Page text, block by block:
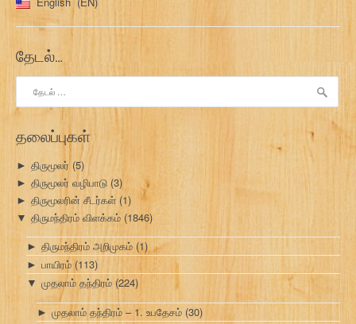
தேடல்…
தேடு:
தலைப்புகள்
► திருமூலர் (5)
► திருமூலர் வழிபாடு (3)
► திருமூலரின் சீடர்கள் (1)
▼ திருமந்திரம் விளக்கம் (1846)
► திருமந்திரம் அறிமுகம் (1)
► பாயிரம் (113)
▼ முதலாம் தந்திரம் (224)
► முதலாம் தந்திரம் – 1. உபதேசம் (30)